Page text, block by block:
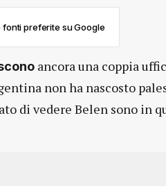
fonti preferite su Google
ancora una coppia
non ha nascosto
di vedere Belen sono in